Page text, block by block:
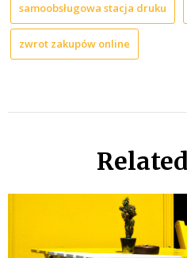
samoobsługowa stacja druku
zwrot zakupów online